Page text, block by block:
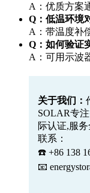
A：优质方案
Q：低温环境
A：带温度补
Q：如何验证
A：可用示波
关于我们：
SOLAR专
际认证,服
联系：
☎️ +86 138
📧